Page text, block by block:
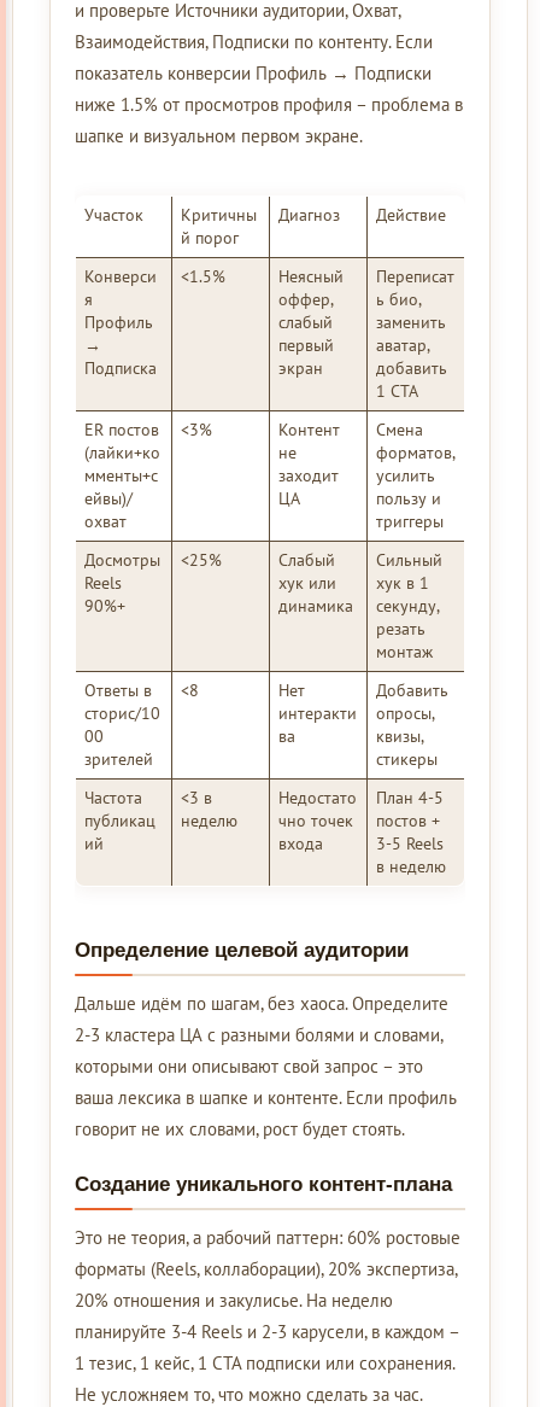
и проверьте Источники аудитории, Охват,
Взаимодействия, Подписки по контенту. Если
показатель конверсии Профиль → Подписки
ниже 1.5% от просмотров профиля – проблема в
шапке и визуальном первом экране.
Участок
Критичны
й порог
Диагноз Действие
Конверси
я
Профиль
→
Подписка
<1.5%
Неясный
оффер,
слабый
первый
экран
Переписат
ь био,
заменить
аватар,
добавить
1 CTA
ER постов
(лайки+ко
мменты+с
ейвы)/
охват
<3%
Контент
не
заходит
ЦА
Смена
форматов,
усилить
пользу и
триггеры
Досмотры
Reels
90%+
<25%
Слабый
хук или
динамика
Сильный
хук в 1
секунду,
резать
монтаж
Ответы в
сторис/10
00
зрителей
<8
Нет
интеракти
ва
Добавить
опросы,
квизы,
стикеры
Частота
публикац
ий
<3 в
неделю
Недостато
чно точек
входа
План 4-5
постов +
3-5 Reels
в неделю
Определение целевой аудитории
Дальше идём по шагам, без хаоса. Определите
2-3 кластера ЦА с разными болями и словами,
которыми они описывают свой запрос – это
ваша лексика в шапке и контенте. Если профиль
говорит не их словами, рост будет стоять.
Создание уникального контент-плана
Это не теория, а рабочий паттерн: 60% ростовые
форматы (Reels, коллаборации), 20% экспертиза,
20% отношения и закулисье. На неделю
планируйте 3-4 Reels и 2-3 карусели, в каждом –
1 тезис, 1 кейс, 1 CTA подписки или сохранения.
Не усложняем то, что можно сделать за час.